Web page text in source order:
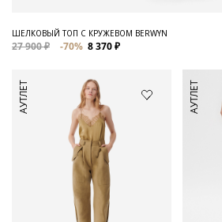
ШЕЛКОВЫЙ ТОП С КРУЖЕВОМ BERWYN
27 900 ₽ -70% 8 370 ₽
АУТЛЕТ АУТЛЕТ